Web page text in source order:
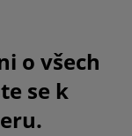
o všech
se k